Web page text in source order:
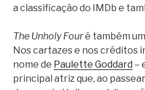
a classificação do IMDb e
The Unholy Fouré também
Nos cartazes e nos créditos
nome de Paulette Goddard –
principal atriz que, ao